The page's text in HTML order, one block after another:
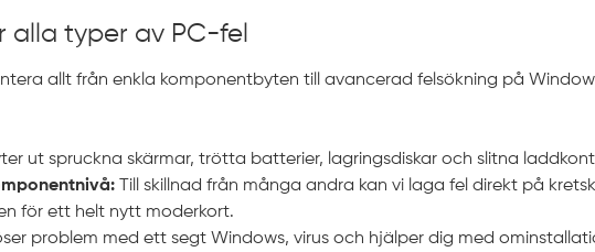
alla typer av PC-fel
allt från enkla komponentbyten till avancerad felsökning på
ut spruckna skärmar, trötta batterier, lagringsdiskar och slitna
Till skillnad från många andra kan vi laga fel direkt på
för ett helt nytt moderkort.
problem med ett segt Windows, virus och hjälper dig med